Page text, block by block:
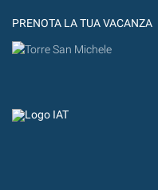
PRENOTA LA TUA VACANZA